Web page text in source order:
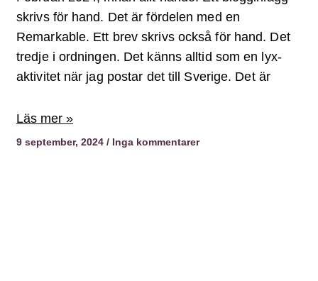
skrivs för hand. Det är fördelen med en
Remarkable. Ett brev skrivs också för hand. Det
tredje i ordningen. Det känns alltid som en lyx-
aktivitet när jag postar det till Sverige. Det är
Läs mer »
9 september, 2024 Inga kommentarer